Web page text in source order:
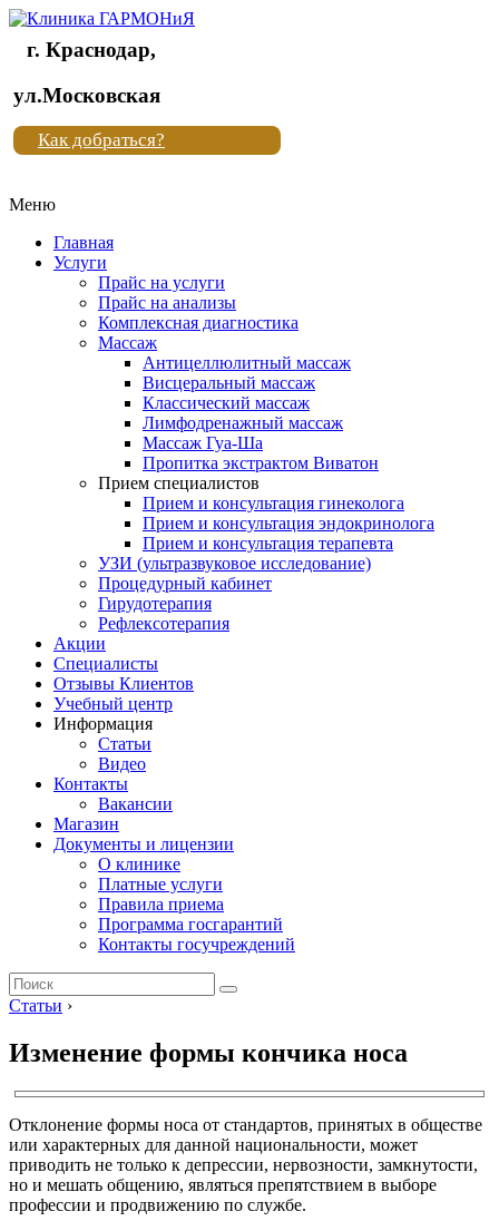
Клиника
"Новая
жизнь"
Клиника
жизнь"
г. Краснодар,
ул.Московская
Как добраться?
Меню
Главная
Услуги
Прайс на услуги
Прайс на анализы
Комплексная диагностика
Массаж
Антицеллюлитный массаж
Висцеральный массаж
Классический массаж
Лимфодренажный массаж
Массаж Гуа-Ша
Пропитка экстрактом Виватон
Прием специалистов
Прием и консультация гинеколога
Прием и консультация эндокринолога
Прием и консультация терапевта
УЗИ (ультразвуковое исследование)
Процедурный кабинет
Гирудотерапия
Рефлексотерапия
Акции
Специалисты
Отзывы Клиентов
Учебный центр
Информация
Статьи
Видео
Контакты
Вакансии
Магазин
Документы и лицензии
О клинике
Платные услуги
Правила приема
Программа госгарантий
Контакты госучреждений
Статьи ›
Изменение формы кончика носа
Отклонение формы носа от стандартов, принятых в обществе
или характерных для данной национальности, может
приводить не только к депрессии, нервозности, замкнутости,
но и мешать общению, являться препятствием в выборе
профессии и продвижению по службе.